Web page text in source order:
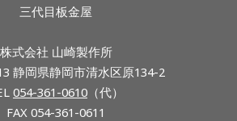
三代目板金屋
株式会社 山崎製作所
静岡県静岡市清水区原134-2
054-361-0610 （代）
FAX 054-361-0611